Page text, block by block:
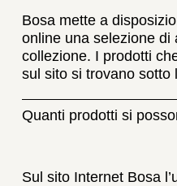
Bosa mette a
online una selezione di
collezione. I prodotti
sul sito si trovano sotto
Quanti prodotti si
Sul sito Internet Bosa